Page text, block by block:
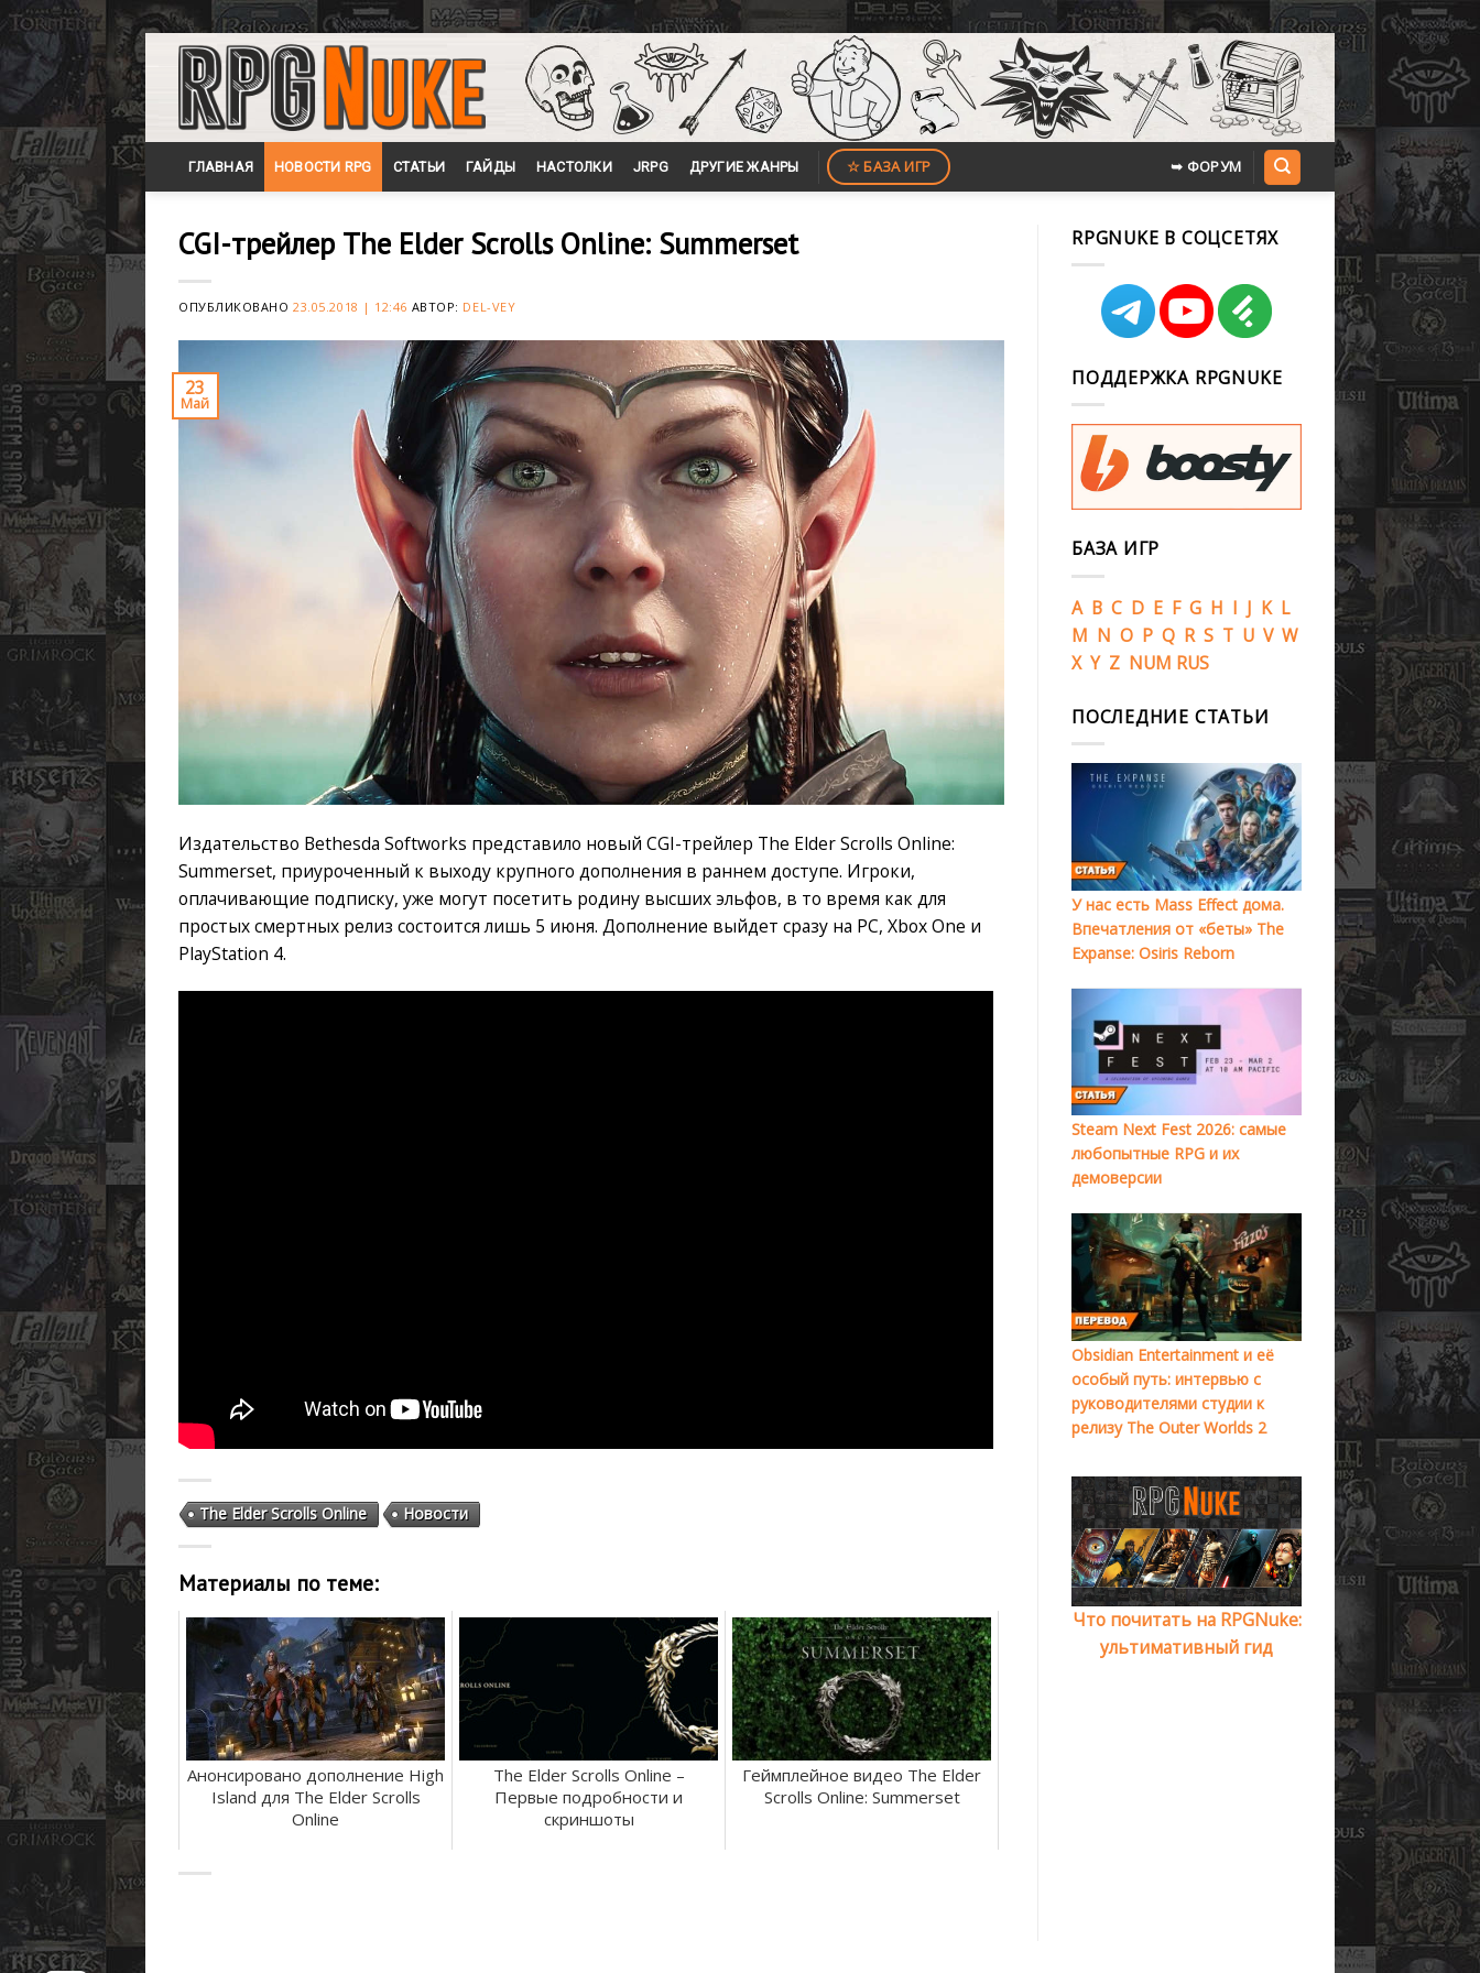
Skip
content
ГЛАВНАЯ НОВОСТИ RPG СТАТЬИ ГАЙДЫ НАСТОЛКИ JRPG ДРУГИЕ ЖАНРЫ ☆ БАЗА ИГР ➥ ФОРУМ
CGI-трейлер The Elder Scrolls Online: Summerset
ОПУБЛИКОВАНО23.05.2018 | 12:46 АВТОР: DEL-VEY
23
Май
Издательство Bethesda Softworks представило новый CGI-трейлер The Elder Scrolls Online:
Summerset, приуроченный к выходу крупного дополнения в раннем доступе. Игроки,
оплачивающие подписку, уже могут посетить родину высших эльфов, в то время как для
простых смертных релиз состоится лишь 5 июня. Дополнение выйдет сразу на PC, Xbox One и
PlayStation 4.
The Elder Scrolls Online Новости
Материалы по теме:
Анонсировано дополнение High
Island для The Elder Scrolls
Online
The Elder Scrolls Online –
Первые подробности и
скриншоты
Геймплейное видео The Elder
Scrolls Online: Summerset
RPGNUKE В СОЦСЕТЯХ
ПОДДЕРЖКА RPGNUKE
БАЗА ИГР
A B C D E F G H I J K L
M N O P Q R S T U V W
X Y Z NUM RUS
ПОСЛЕДНИЕ СТАТЬИ
У нас есть Mass Effect дома.
Впечатления от «беты» The
Expanse: Osiris Reborn
Steam Next Fest 2026: самые
любопытные RPG и их
демоверсии
Obsidian Entertainment и её
особый путь: интервью с
руководителями студии к
релизу The Outer Worlds 2
Что почитать на RPGNuke:
ультимативный гид